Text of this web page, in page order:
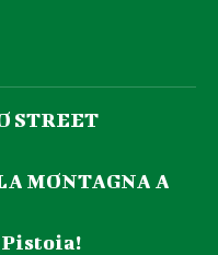
STREET
MONTAGNA A
Pistoia!